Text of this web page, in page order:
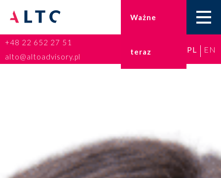
Ważne
teraz
Kadry i płace
ESG
+48 22 652 27 51
alto@altoadvisory.pl
PL EN